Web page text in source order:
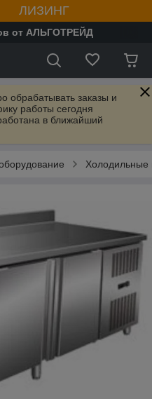
ЛИЗИНГ
от АЛЬГОТРЕЙД
обрабатывать заказы и
работы сегодня
в ближайший
Холодильные